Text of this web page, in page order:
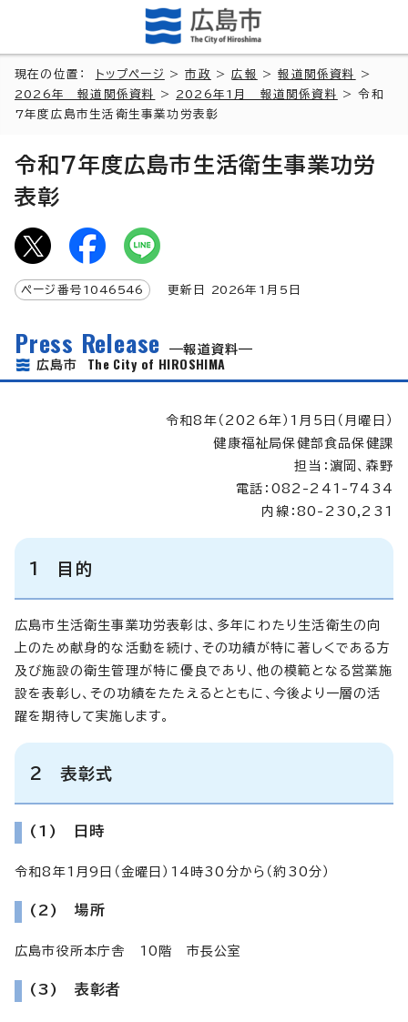
現在の位置： トップページ >市政 >広報 >報道関係資料
>
2026年 報道関係資料
> 2026年1月 報道関係資料
> 令和
7年度広島市生活衛生事業功労表彰
令和7年度広島市生活衛生事業功労
表彰
ページ番号 1046546 更新日 2026年1月5日
Press Release
報道資料
広島市 The City of HIROSHIMA
令和8年（2026年）1月5日（月曜日）
健康福祉局保健部食品保健課
担当：濵岡、森野
電話：082-241-7434
内線：80-230,231
1 目的
広島市生活衛生事業功労表彰は、多年にわたり生活衛生の向
上のため献身的な活動を続け、その功績が特に著しくである方
及び施設の衛生管理が特に優良であり、他の模範となる営業施
設を表彰し、その功績をたたえるとともに、今後より一層の活
躍を期待して実施します。
2 表彰式
(1) 日時
令和8年1月9日（金曜日）14時30分から（約30分）
(2) 場所
広島市役所本庁舎 10階 市長公室
(3) 表彰者